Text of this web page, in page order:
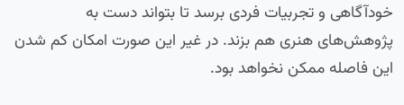
خودآگاهی و تجربیات فردی برسد تا بتواند دست به
پژوهش‌های هنری هم بزند. در غیر این صورت امکان کم شدن
این فاصله ممکن نخواهد بود.